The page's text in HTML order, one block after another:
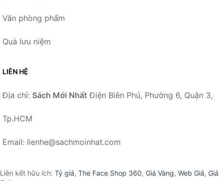
Văn phòng phẩm
Quà lưu niệm
LIÊN HỆ
Địa chỉ: Sách Mới Nhất Điện Biên Phủ, Phường 6, Quận 3,
Tp.HCM
Email: lienhe@sachmoinhat.com
Liên kết hữu ích: Tỷ giá, The Face Shop 360, Giá Vàng, Web Giá, Giá